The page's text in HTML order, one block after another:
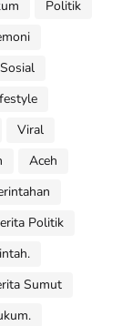
Politik
Viral
Aceh
Politik
Sumut